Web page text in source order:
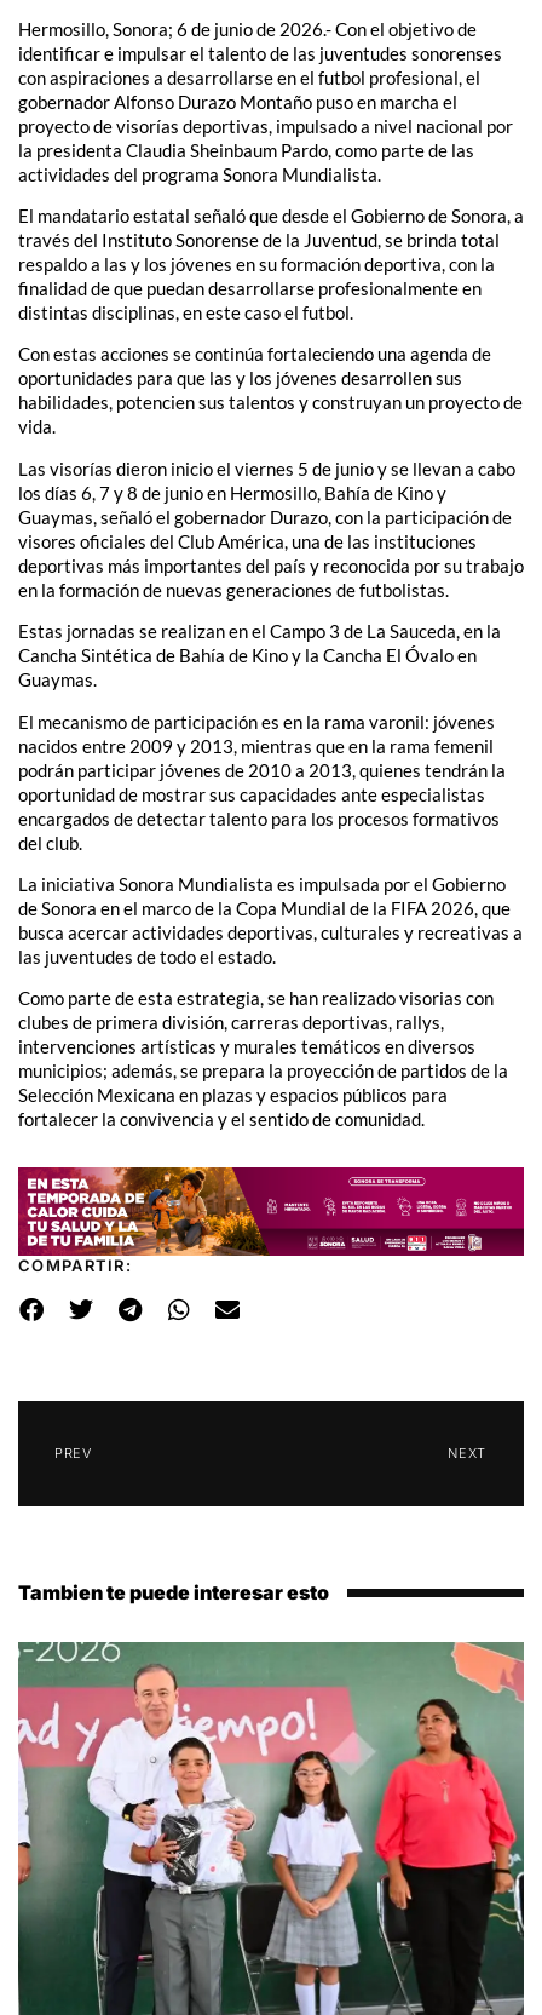
Hermosillo, Sonora; 6 de junio de 2026.- Con el objetivo de
identificar e impulsar el talento de las juventudes sonorenses
con aspiraciones a desarrollarse en el futbol profesional, el
gobernador Alfonso Durazo Montaño puso en marcha el
proyecto de visorías deportivas, impulsado a nivel nacional por
la presidenta Claudia Sheinbaum Pardo, como parte de las
actividades del programa Sonora Mundialista.
El mandatario estatal señaló que desde el Gobierno de Sonora, a
través del Instituto Sonorense de la Juventud, se brinda total
respaldo a las y los jóvenes en su formación deportiva, con la
finalidad de que puedan desarrollarse profesionalmente en
distintas disciplinas, en este caso el futbol.
Con estas acciones se continúa fortaleciendo una agenda de
oportunidades para que las y los jóvenes desarrollen sus
habilidades, potencien sus talentos y construyan un proyecto de
vida.
Las visorías dieron inicio el viernes 5 de junio y se llevan a cabo
los días 6, 7 y 8 de junio en Hermosillo, Bahía de Kino y
Guaymas, señaló el gobernador Durazo, con la participación de
visores oficiales del Club América, una de las instituciones
deportivas más importantes del país y reconocida por su trabajo
en la formación de nuevas generaciones de futbolistas.
Estas jornadas se realizan en el Campo 3 de La Sauceda, en la
Cancha Sintética de Bahía de Kino y la Cancha El Óvalo en
Guaymas.
El mecanismo de participación es en la rama varonil: jóvenes
nacidos entre 2009 y 2013, mientras que en la rama femenil
podrán participar jóvenes de 2010 a 2013, quienes tendrán la
oportunidad de mostrar sus capacidades ante especialistas
encargados de detectar talento para los procesos formativos
del club.
La iniciativa Sonora Mundialista es impulsada por el Gobierno
de Sonora en el marco de la Copa Mundial de la FIFA 2026, que
busca acercar actividades deportivas, culturales y recreativas a
las juventudes de todo el estado.
Como parte de esta estrategia, se han realizado visorias con
clubes de primera división, carreras deportivas, rallys,
intervenciones artísticas y murales temáticos en diversos
municipios; además, se prepara la proyección de partidos de la
Selección Mexicana en plazas y espacios públicos para
fortalecer la convivencia y el sentido de comunidad.
COMPARTIR:
PREV NEXT
Tambien te puede interesar esto